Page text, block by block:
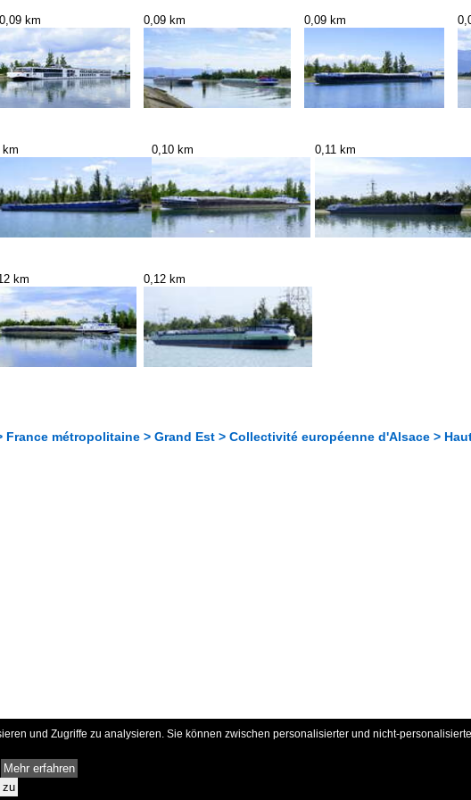
0,09 km 0,09 km 0,09 km
km 0,10 km 0,11 km
km 0,12 km
France métropolitaine > Grand Est > Collectivité européenne d'Alsace >
und Zugriffe zu analysieren. Sie können zwischen personalisierter und nicht-
Mehr erfahren
zu